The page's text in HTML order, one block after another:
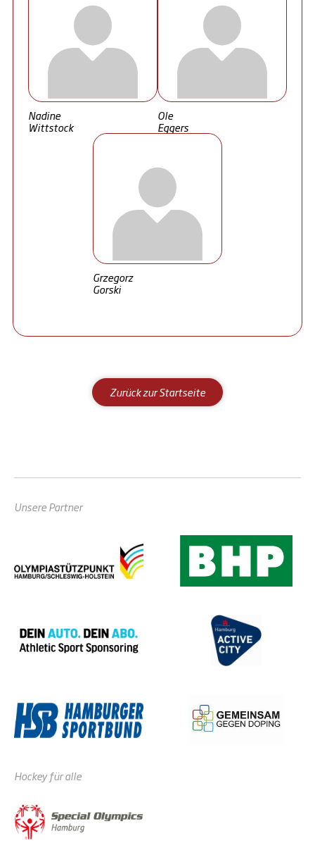
Nadine
Wittstock
Ole
Eggers
Grzegorz
Gorski
Zurück zur Startseite
Unsere Partner
Hockey für alle